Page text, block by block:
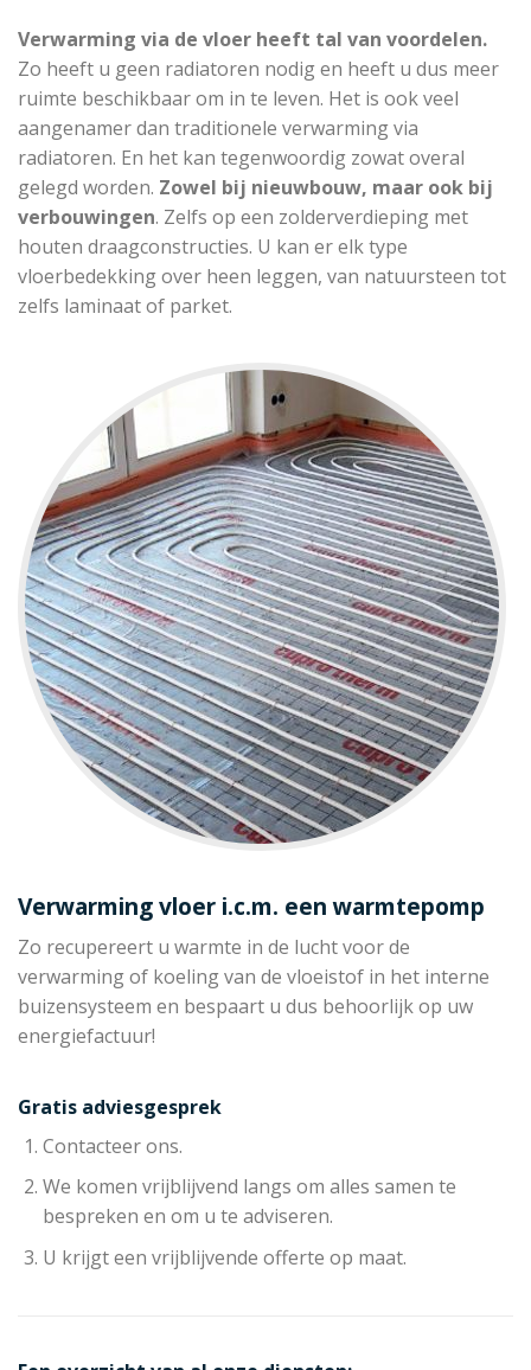
Verwarming via de vloer heeft tal van voordelen.
Zo heeft u geen radiatoren nodig en heeft u dus meer
ruimte beschikbaar om in te leven. Het is ook veel
aangenamer dan traditionele verwarming via
radiatoren. En het kan tegenwoordig zowat overal
gelegd worden. Zowel bij nieuwbouw, maar ook bij
verbouwingen. Zelfs op een zolderverdieping met
houten draagconstructies. U kan er elk type
vloerbedekking over heen leggen, van natuursteen tot
zelfs laminaat of parket.
Verwarming vloer i.c.m. een warmtepomp
Zo recupereert u warmte in de lucht voor de
verwarming of koeling van de vloeistof in het interne
buizensysteem en bespaart u dus behoorlijk op uw
energiefactuur!
Gratis adviesgesprek
Contacteer ons.
We komen vrijblijvend langs om alles samen te
bespreken en om u te adviseren.
U krijgt een vrijblijvende offerte op maat.